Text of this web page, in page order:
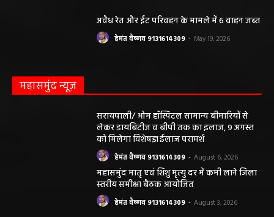
अवैध रेत और ईंट परिवहन के मामले में 6 वाहन जब्त
हेमंत वैष्णव 9131614309 - May 19, 2026
महासमुंद न्यूज़
सरायपाली/ ओम हॉस्पिटल सामान्य बीमारियों से
लेकर डायबिटीज व बीपी तक का इलाज, 9 अगस्त
को मिलेगा विशेषज्ञ ईलाज परामर्श
हेमंत वैष्णव 9131614309 - August 6, 2026
महासमुंद मातृ एवं शिशु मृत्यु दर में कमी लाने जिला
स्तरीय समीक्षा बैठक आयोजित
हेमंत वैष्णव 9131614309 - August 3, 2026